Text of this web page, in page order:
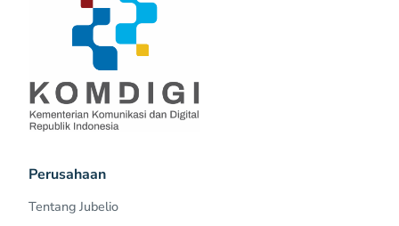
Perusahaan
Tentang Jubelio